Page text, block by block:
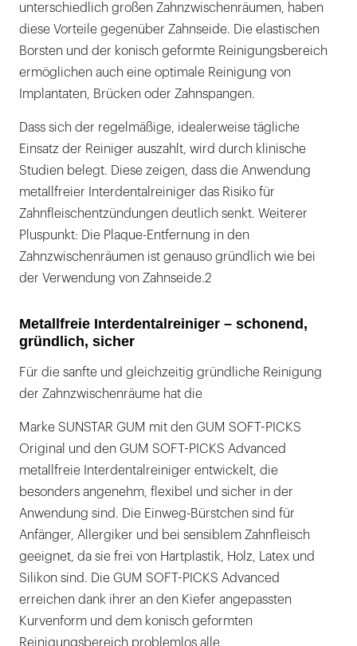
unterschiedlich großen Zahnzwischenräumen, haben
diese Vorteile gegenüber Zahnseide. Die elastischen
Borsten und der konisch geformte Reinigungsbereich
ermöglichen auch eine optimale Reinigung von
Implantaten, Brücken oder Zahnspangen.
Dass sich der regelmäßige, idealerweise tägliche
Einsatz der Reiniger auszahlt, wird durch klinische
Studien belegt. Diese zeigen, dass die Anwendung
metallfreier Interdentalreiniger das Risiko für
Zahnfleischentzündungen deutlich senkt. Weiterer
Pluspunkt: Die Plaque-Entfernung in den
Zahnzwischenräumen ist genauso gründlich wie bei
der Verwendung von Zahnseide.2
Metallfreie Interdentalreiniger – schonend,
gründlich, sicher
Für die sanfte und gleichzeitig gründliche Reinigung
der Zahnzwischenräume hat die
Marke SUNSTAR GUM mit den GUM SOFT-PICKS
Original und den GUM SOFT-PICKS Advanced
metallfreie Interdentalreiniger entwickelt, die
besonders angenehm, flexibel und sicher in der
Anwendung sind. Die Einweg-Bürstchen sind für
Anfänger, Allergiker und bei sensiblem Zahnfleisch
geeignet, da sie frei von Hartplastik, Holz, Latex und
Silikon sind. Die GUM SOFT-PICKS Advanced
erreichen dank ihrer an den Kiefer angepassten
Kurvenform und dem konisch geformten
Reinigungsbereich problemlos alle